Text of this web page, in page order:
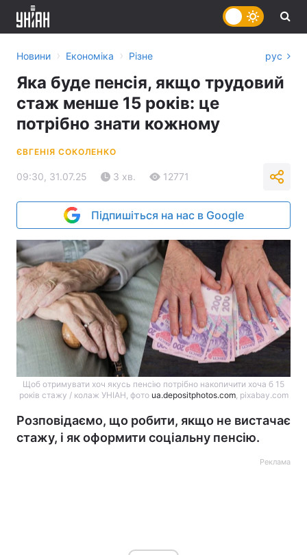
Новини › Економіка › Різне рус
Яка буде пенсія, якщо трудовий
стаж менше 15 років: це
потрібно знати кожному
ЄВГЕНІЯ СОКОЛЕНКО
09:30, 31.07.25 3 хв. 12771
Підпишіться на нас в Google
Щоб отримувати хоч якусь пенсію потрібно накопичити хоча б 15
років стажу / колаж УНІАН, фото ua.depositphotos.com, pixabay.com
Розповідаємо, що робити, якщо не вистачає
стажу, і як оформити соціальну пенсію.
Реклама